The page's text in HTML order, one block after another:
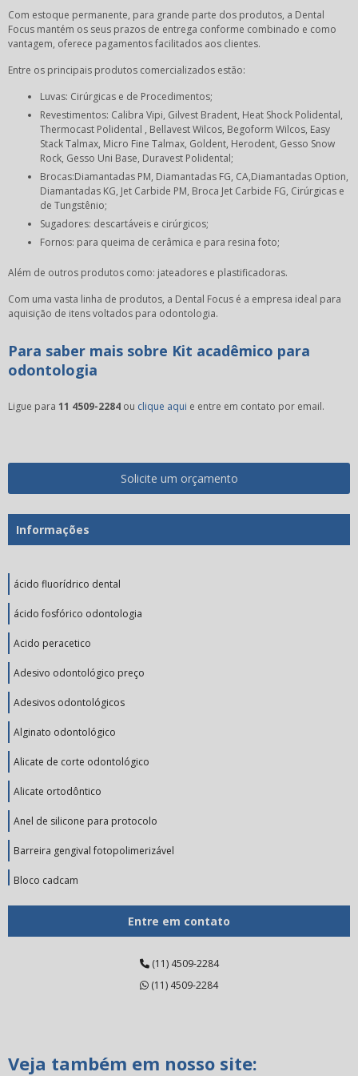
Com estoque permanente, para grande parte dos produtos, a Dental
Focus mantém os seus prazos de entrega conforme combinado e como
vantagem, oferece pagamentos facilitados aos clientes.
Entre os principais produtos comercializados estão:
Luvas: Cirúrgicas e de Procedimentos;
Revestimentos: Calibra Vipi, Gilvest Bradent, Heat Shock Polidental,
Thermocast Polidental , Bellavest Wilcos, Begoform Wilcos, Easy
Stack Talmax, Micro Fine Talmax, Goldent, Herodent, Gesso Snow
Rock, Gesso Uni Base, Duravest Polidental;
Brocas:Diamantadas PM, Diamantadas FG, CA,Diamantadas Option,
Diamantadas KG, Jet Carbide PM, Broca Jet Carbide FG, Cirúrgicas e
de Tungstênio;
Sugadores: descartáveis e cirúrgicos;
Fornos: para queima de cerâmica e para resina foto;
Além de outros produtos como: jateadores e plastificadoras.
Com uma vasta linha de produtos, a Dental Focus é a empresa ideal para
aquisição de itens voltados para odontologia.
Para saber mais sobre Kit acadêmico para
odontologia
Ligue para 11 4509-2284 ou clique aqui e entre em contato por email.
Solicite um orçamento
Informações
ácido fluorídrico dental
ácido fosfórico odontologia
Acido peracetico
Adesivo odontológico preço
Adesivos odontológicos
Alginato odontológico
Alicate de corte odontológico
Alicate ortodôntico
Anel de silicone para protocolo
Barreira gengival fotopolimerizável
Bloco cadcam
Broca de tungstênio
Broca de tungstênio preço
Cerâmica prensada dental
Entre em contato
(11) 4509-2284
(11) 4509-2284
Veja também em nosso site: